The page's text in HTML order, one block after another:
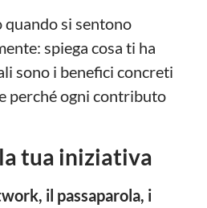
quando si sentono
spiega cosa ti ha
sono i benefici concreti
perché ogni contributo
tua iniziativa
il passaparola, i